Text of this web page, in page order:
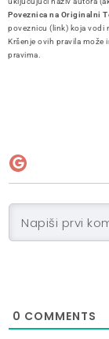
Poveznica na Originalni
poveznicu (link) koja vodi
Kršenje ovih pravila može
pravima.
0 COMMENTS